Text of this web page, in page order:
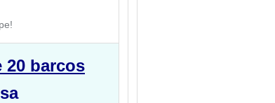
20 barcos